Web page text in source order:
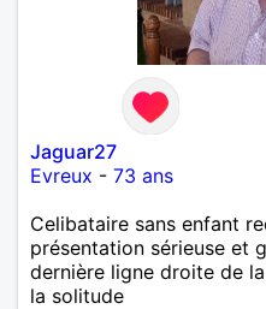
Jaguar27
Evreux - 73 ans
Celibataire sans enfant
présentation sérieuse et
dernière ligne droite de
la solitude